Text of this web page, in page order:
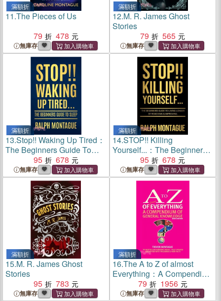
滿額折
11.The Pieces of Us
79
478
無庫存
滿額折
12.M. R. James Ghost
Stories
79
565
無庫存
滿額折
13.Stop!! Waking Up Tired：
The Beginners Guide To
95 678
無庫存
滿額折
14.STOP!! Killing
Yourself...：The Beginners
Guide to Living Longer By
Removing & Improving
95 678
無庫存
滿額折
15.M. R. James Ghost
Stories
95
783
無庫存
滿額折
16.The A to Z of almost
Everything：A Compendium
of General Knowledge
79 1956
無庫存